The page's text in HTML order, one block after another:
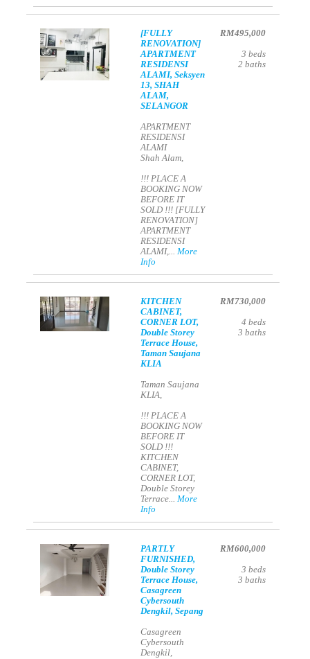
[FULLY
RENOVATION]
APARTMENT
RESIDENSI
ALAMI, Seksyen
13, SHAH
ALAM,
SELANGOR
APARTMENT
RESIDENSI
ALAMI
Shah Alam,
!!! PLACE A
BOOKING NOW
BEFORE IT
SOLD !!! [FULLY
RENOVATION]
APARTMENT
RESIDENSI
ALAMI,...More
Info
RM495,000
3 beds
2 baths
KITCHEN
CABINET,
CORNER LOT,
Double Storey
Terrace House,
Taman Saujana
KLIA
Taman Saujana
KLIA,
!!! PLACE A
BOOKING NOW
BEFORE IT
SOLD !!!
KITCHEN
CABINET,
CORNER LOT,
Double Storey
Terrace...More
Info
RM730,000
4 beds
3 baths
PARTLY
FURNISHED,
Double Storey
Terrace House,
Casagreen
Cybersouth
Dengkil, Sepang
Casagreen
Cybersouth
Dengkil,
RM600,000
3 beds
3 baths